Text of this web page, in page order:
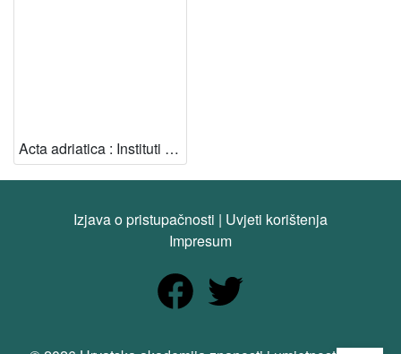
Acta adriatica : Instituti biologico-oceanographici Split
Izjava o pristupačnosti | Uvjeti korištenja
Impresum